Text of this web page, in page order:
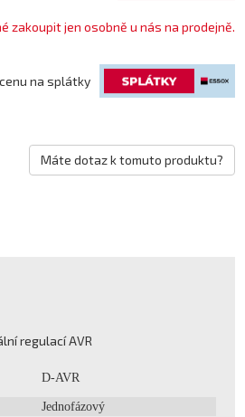
zakoupit jen osobně u nás na prodejně.
na splátky
Máte dotaz k tomuto produktu?
regulací AVR
D-AVR
Jednofázový